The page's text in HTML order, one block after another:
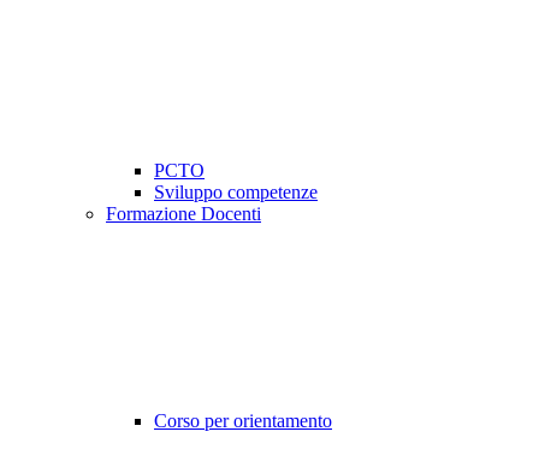
PCTO
Sviluppo competenze
Formazione Docenti
Corso per orientamento